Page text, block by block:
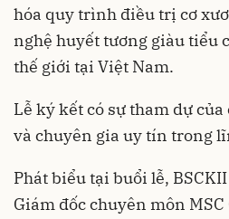
hóa quy trình điều trị cơ
nghệ huyết tương giàu tiểu
thế giới tại Việt Nam.
Lễ ký kết có sự tham dự
và chuyên gia uy tín trong
Phát biểu tại buổi lễ,
Giám đốc chuyên môn